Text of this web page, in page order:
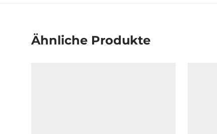
Ähnliche Produkte